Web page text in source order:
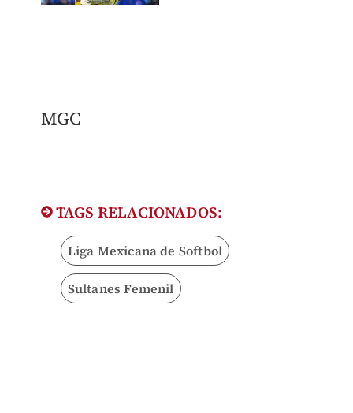
MGC
TAGS RELACIONADOS:
Liga Mexicana de Softbol
Sultanes Femenil